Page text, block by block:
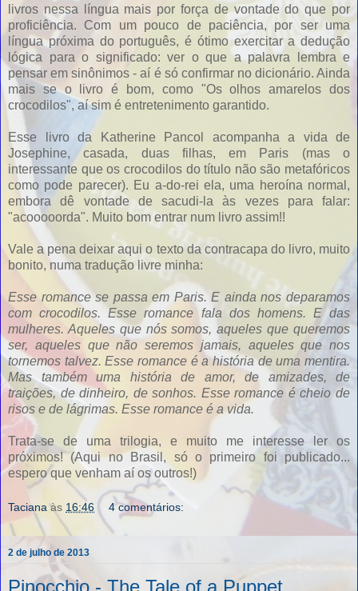
livros nessa língua mais por força de vontade do que por
proficiência. Com um pouco de paciência, por ser uma
língua próxima do português, é ótimo exercitar a dedução
lógica para o significado: ver o que a palavra lembra e
pensar em sinônimos - aí é só confirmar no dicionário. Ainda
mais se o livro é bom, como "Os olhos amarelos dos
crocodilos", aí sim é entretenimento garantido.
Esse livro da Katherine Pancol acompanha a vida de
Josephine, casada, duas filhas, em Paris (mas o
interessante que os crocodilos do título não são metafóricos
como pode parecer). Eu a-do-rei ela, uma heroína normal,
embora dê vontade de sacudi-la às vezes para falar:
"acooooorda". Muito bom entrar num livro assim!!
Vale a pena deixar aqui o texto da contracapa do livro, muito
bonito, numa tradução livre minha:
Esse romance se passa em Paris. E ainda nos deparamos
com crocodilos. Esse romance fala dos homens. E das
mulheres. Aqueles que nós somos, aqueles que queremos
ser, aqueles que não seremos jamais, aqueles que nos
tornemos talvez. Esse romance é a história de uma mentira.
Mas também uma história de amor, de amizades, de
traições, de dinheiro, de sonhos. Esse romance é cheio de
risos e de lágrimas. Esse romance é a vida.
Trata-se de uma trilogia, e muito me interesse ler os
próximos! (Aqui no Brasil, só o primeiro foi publicado...
espero que venham aí os outros!)
Taciana às 16:46 4 comentários:
2 de julho de 2013
Pinocchio - The Tale of a Puppet